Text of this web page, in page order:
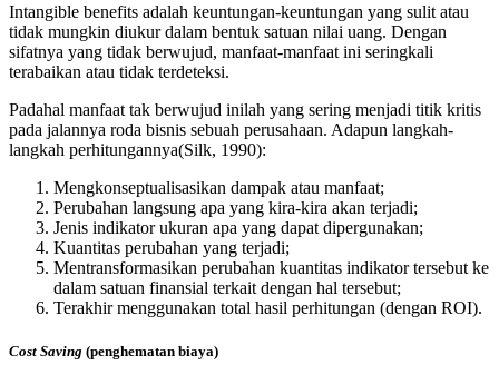
Intangible benefits adalah keuntungan-keuntungan yang sulit atau
tidak mungkin diukur dalam bentuk satuan nilai uang. Dengan
sifatnya yang tidak berwujud, manfaat-manfaat ini seringkali
terabaikan atau tidak terdeteksi.
Padahal manfaat tak berwujud inilah yang sering menjadi titik kritis
pada jalannya roda bisnis sebuah perusahaan. Adapun langkah-
langkah perhitungannya(Silk, 1990):
Mengkonseptualisasikan dampak atau manfaat;
Perubahan langsung apa yang kira-kira akan terjadi;
Jenis indikator ukuran apa yang dapat dipergunakan;
Kuantitas perubahan yang terjadi;
Mentransformasikan perubahan kuantitas indikator tersebut ke
dalam satuan finansial terkait dengan hal tersebut;
Terakhir menggunakan total hasil perhitungan (dengan ROI).
Cost Saving (penghematan biaya)